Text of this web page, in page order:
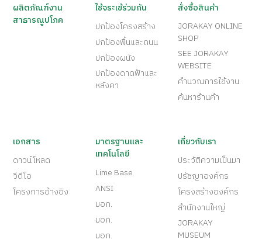
ผลิตภัณฑ์งาน
สาธารณูปโภค
ใช้จระเข้ร่วมกัน
ปกป้องโครงสร้าง
ปกป้องพื้นและถนน
ปกป้องผนัง
ปกป้องดาดฟ้าและ
หลังคา
สั่งซื้อสินค้า
JORAKAY ONLINE
SHOP
SEE JORAKAY
WEBSITE
คำนวณการใช้งาน
ค้นหาร้านค้า
เอกสาร
ดาวน์โหลด
วีดีโอ
โครงการอ้างอิง
มาตรฐานและ
เทคโนโลยี
Lime Base
ANSI
มอก.
มอก.
มอก.
เกี่ยวกับเรา
ประวัติความเป็นมา
ปรัชญาองค์กร
โครงสร้างองค์กร
สำนักงานใหญ่
JORAKAY
MUSEUM